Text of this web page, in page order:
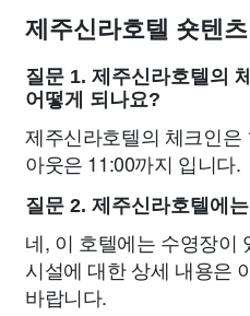
제주신라호텔 숏텐츠
질문 1. 제주신라호텔의
어떻게 되나요?
제주신라호텔의 체크인은
아웃은 11:00까지 입니다.
질문 2. 제주신라호텔에
네, 이 호텔에는 수영장이
시설에 대한 상세 내용은
바랍니다.